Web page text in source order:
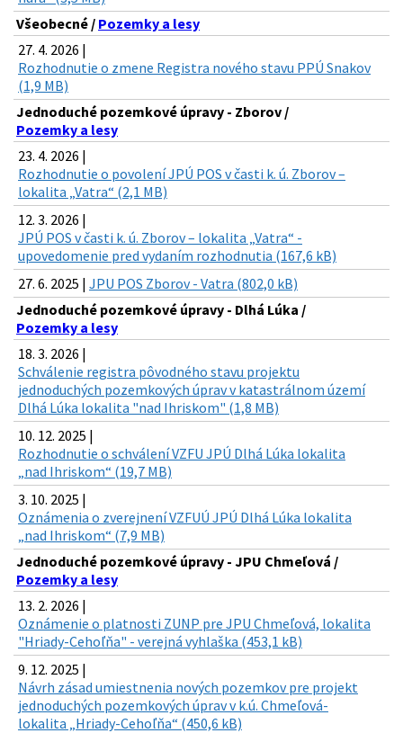
Všeobecné / Pozemky a lesy
27. 4. 2026 |
Rozhodnutie o zmene Registra nového stavu PPÚ Snakov
(1,9 MB)
Jednoduché pozemkové úpravy - Zborov /
Pozemky a lesy
23. 4. 2026 |
Rozhodnutie o povolení JPÚ POS v časti k. ú. Zborov –
lokalita „Vatra“ (2,1 MB)
12. 3. 2026 |
JPÚ POS v časti k. ú. Zborov – lokalita „Vatra“ -
upovedomenie pred vydaním rozhodnutia (167,6 kB)
27. 6. 2025 | JPU POS Zborov - Vatra (802,0 kB)
Jednoduché pozemkové úpravy - Dlhá Lúka /
Pozemky a lesy
18. 3. 2026 |
Schválenie registra pôvodného stavu projektu
jednoduchých pozemkových úprav v katastrálnom území
Dlhá Lúka lokalita "nad Ihriskom" (1,8 MB)
10. 12. 2025 |
Rozhodnutie o schválení VZFU JPÚ Dlhá Lúka lokalita
„nad Ihriskom“ (19,7 MB)
3. 10. 2025 |
Oznámenia o zverejnení VZFUÚ JPÚ Dlhá Lúka lokalita
„nad Ihriskom“ (7,9 MB)
Jednoduché pozemkové úpravy - JPU Chmeľová /
Pozemky a lesy
13. 2. 2026 |
Oznámenie o platnosti ZUNP pre JPU Chmeľová, lokalita
"Hriady-Cehoľňa" - verejná vyhlaška (453,1 kB)
9. 12. 2025 |
Návrh zásad umiestnenia nových pozemkov pre projekt
jednoduchých pozemkových úprav v k.ú. Chmeľová-
lokalita „Hriady-Cehoľňa“ (450,6 kB)